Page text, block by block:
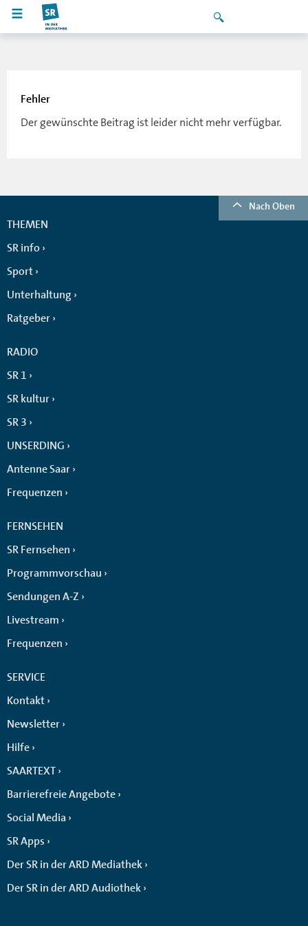
Fehler
Der gewünschte Beitrag ist leider nicht mehr verfügbar.
Nach Oben
THEMEN
SR info
Sport
Unterhaltung
Ratgeber
RADIO
SR 1
SR kultur
SR 3
UNSERDING
Antenne Saar
Frequenzen
FERNSEHEN
SR Fernsehen
Programmvorschau
Sendungen A-Z
Livestream
Frequenzen
SERVICE
Kontakt
Newsletter
Hilfe
SAARTEXT
Barrierefreie Angebote
Social Media
SR Apps
Der SR in der ARD Mediathek
Der SR in der ARD Audiothek